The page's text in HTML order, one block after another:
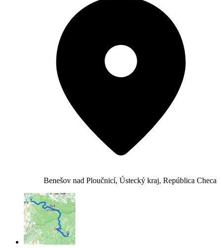
Benešov nad Ploučnicí, Ústecký kraj, República Checa